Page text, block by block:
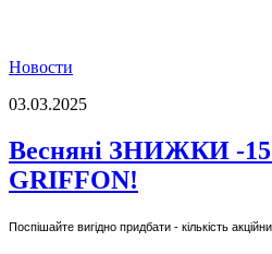
Новости
03.03.2025
Весняні ЗНИЖКИ -
GRIFFON!
Поспішайте вигідно придбати - кількість